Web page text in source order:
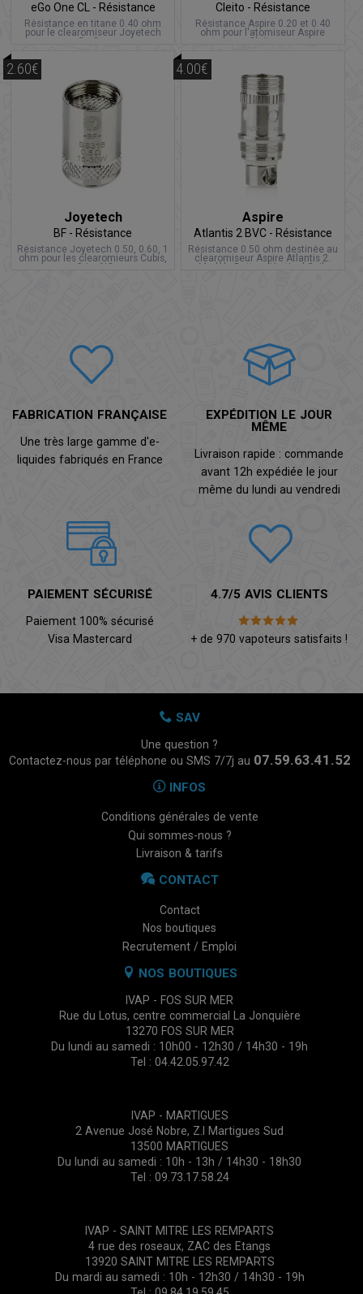
eGo One CL - Résistance
Résistance en titane 0.40 ohm
pour le clearomiseur Joyetech
eGo One.
Cleito - Résistance
Résistance Aspire 0.20 et 0.40
ohm pour l'atomiseur Aspire
Cleito.
Joyetech
BF - Résistance
Résistance Joyetech 0.50, 0.60, 1
ohm pour les clearomieurs Cubis,
eGrip, AIO.
2.60€
Aspire
Atlantis 2 BVC - Résistance
Résistance 0.50 ohm destinée au
clearomiseur Aspire Atlantis 2.
Modèle Bottom Vertical Coil.
4.00€
FABRICATION FRANÇAISE
Une très large gamme d'e-
liquides fabriqués en France
EXPÉDITION LE JOUR
MÊME
Livraison rapide : commande
avant 12h expédiée le jour
même du lundi au vendredi
PAIEMENT SÉCURISÉ
Paiement 100% sécurisé
Visa Mastercard
4.7/5 AVIS CLIENTS
+ de 970 vapoteurs satisfaits !
SAV
Une question ?
Contactez-nous par téléphone ou SMS 7/7j au 07.59.63.41.52
INFOS
Conditions générales de vente
Qui sommes-nous ?
Livraison & tarifs
CONTACT
Contact
Nos boutiques
Recrutement / Emploi
NOS BOUTIQUES
IVAP - FOS SUR MER
Rue du Lotus, centre commercial La Jonquière
13270 FOS SUR MER
Du lundi au samedi : 10h00 - 12h30 / 14h30 - 19h
Tel : 04.42.05.97.42
IVAP - MARTIGUES
2 Avenue José Nobre, Z.I Martigues Sud
13500 MARTIGUES
Du lundi au samedi : 10h - 13h / 14h30 - 18h30
Tel : 09.73.17.58.24
IVAP - SAINT MITRE LES REMPARTS
4 rue des roseaux, ZAC des Etangs
13920 SAINT MITRE LES REMPARTS
Du mardi au samedi : 10h - 12h30 / 14h30 - 19h